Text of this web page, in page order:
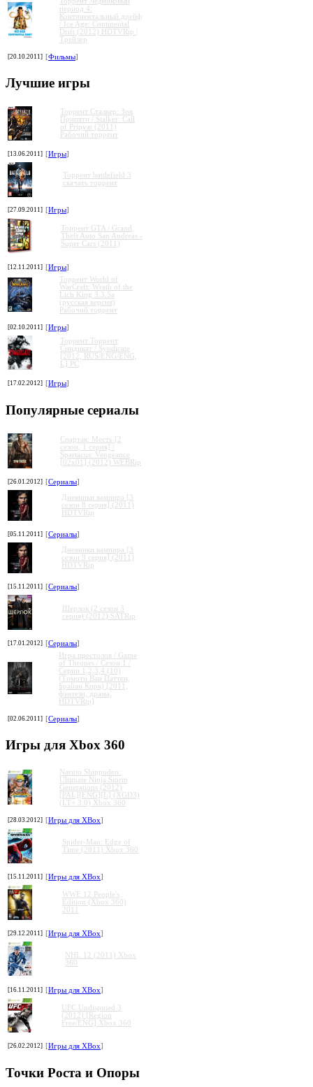
период 4:
Континентальный дрейф
/ Ice Age: Continental
Drift (2012) HDTVRip |
Трейлер
[20.10.2011] [Фильмы]
Лучшие игры
Торрент Сталкер: Зов
Припяти / Stalker: Call
of Pripyat (2011)
Рабочий торрент
[13.06.2011] [Игры]
Торрент battlefield 3
скачать торрент
[27.09.2011] [Игры]
Торрент GTA / Grand
Theft Auto San Andreas -
Super Cars (2011)
[12.11.2011] [Игры]
Торрент World of
WarCraft: Wrath of the
Lich King 3.3.5a
(русская версия)
Рабочий торрент
[02.10.2011] [Игры]
Торрент Торрент
Cиндикат / Syndicate
[2012, RUS/ENG/ENG,
L] PC
[17.02.2012] [Игры]
Популярные сериалы
Спартак: Месть [2
сезон, 1 серия] /
Spartacus: Vengeance
[02x01] (2012) WEBRip
[26.01.2012] [Сериалы]
Дневники вампира [3
сезон 8 серия] (2011)
HDTVRip
[05.11.2011] [Сериалы]
Дневники вампира [3
сезон 9 серия] (2011)
HDTVRip
[15.11.2011] [Сериалы]
Шерлок (2 сезон 3
серия) (2012) SATRip
[17.01.2012] [Сериалы]
Игра престолов / Game
of Thrones / Сезон 1 /
Серии 1,2,3,4 (10)
(Тимоти Ван Паттен,
Брайан Кирк) [2011,
фэнтези, драма,
HDTVRip]
[02.06.2011] [Сериалы]
Игры для Xbox 360
Naruto Shippuden:
Ultimate Ninja Storm
Generations (2012)
[PAL][ENG][L] (XGD3)
(LT+ 3.0) Xbox 360
[28.03.2012] [Игры для XBox]
Spider-Man: Edge of
Time (2011) Xbox 360
[15.11.2011] [Игры для XBox]
WWE 12 People's
Edition (Xbox 360)
2011
[29.12.2011] [Игры для XBox]
NHL 12 (2011) Xbox
360
[16.11.2011] [Игры для XBox]
UFC Undisputed 3
(2012) [Region
Free/ENG] Xbox 360
[26.02.2012] [Игры для XBox]
Точки Роста и Опоры
» »